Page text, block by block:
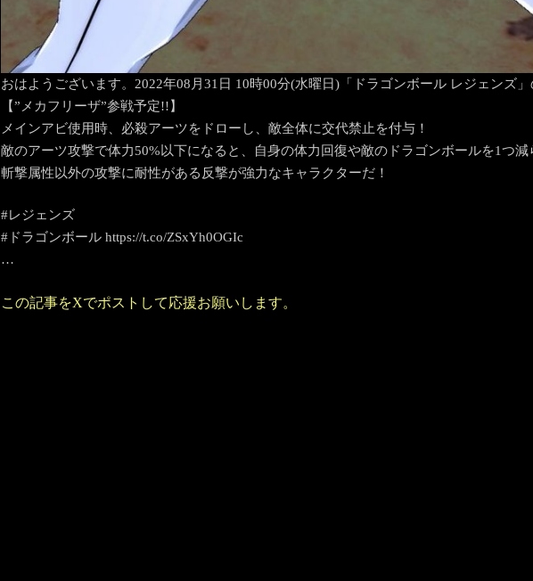
おはようございます。2022年08月31日 10時00分(水曜日)「ドラゴンボール レジェンズ」
【”メカフリーザ”参戦予定!!】
メインアビ使用時、必殺アーツをドローし、敵全体に交代禁止を付与！
敵のアーツ攻撃で体力50%以下になると、自身の体力回復や敵のドラゴンボールを1つ減
斬撃属性以外の攻撃に耐性がある反撃が強力なキャラクターだ！
#レジェンズ
#ドラゴンボール https://t.co/ZSxYh0OGIc
…
この記事をXでポストして応援お願いします。